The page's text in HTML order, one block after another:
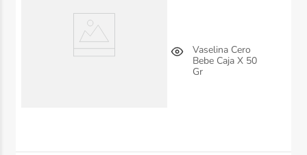
Vaselina Cero
Bebe Caja X 50
Gr